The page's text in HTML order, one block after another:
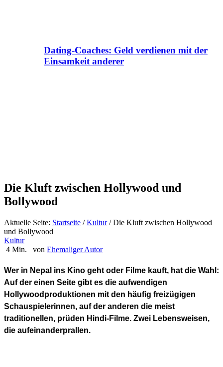
Dating-Coaches: Geld verdienen mit der
Einsamkeit anderer
Die Kluft zwischen Hollywood und
Bollywood
Aktuelle Seite: Startseite / Kultur /Die Kluft zwischen Hollywood
und Bollywood
Kultur
4 Min.
von Ehemaliger Autor
Wer in Nepal ins Kino geht oder Filme kauft, hat die Wahl:
Auf der einen Seite gibt es die aufwendigen
Hollywoodproduktionen mit den häufig freizügigen
Schauspielerinnen, auf der anderen die meist
traditionellen, prüden Hindi-Filme. Zwei Lebensweisen,
die aufeinanderprallen.